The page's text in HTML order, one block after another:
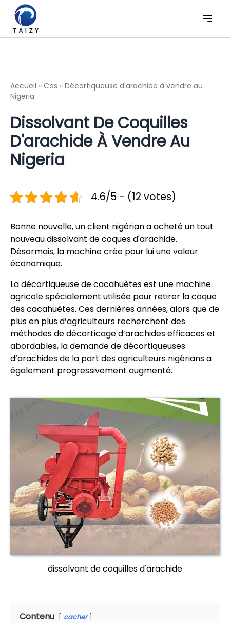
Accueil » Cas » Décortiqueuse d'arachide à vendre au
Nigeria
Dissolvant De Coquilles
D'arachide À Vendre Au
Nigeria
4.6/5 - (12 votes)
Bonne nouvelle, un client nigérian a acheté un tout
nouveau dissolvant de coques d'arachide.
Désormais, la machine crée pour lui une valeur
économique.
La décortiqueuse de cacahuètes est une machine
agricole spécialement utilisée pour retirer la coque
des cacahuètes. Ces dernières années, alors que de
plus en plus d’agriculteurs recherchent des
méthodes de décorticage d’arachides efficaces et
abordables, la demande de décortiqueuses
d’arachides de la part des agriculteurs nigérians a
également progressivement augmenté.
dissolvant de coquilles d'arachide
Contenu cacher